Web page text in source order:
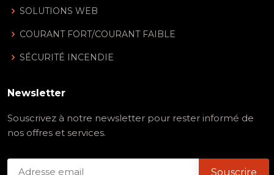
SOLUTIONS WEB
COURANT FORT/COURANT FAIBLE
SÉCURITÉ INCENDIE
Newsletter
Souscrivez à notre newsletter pour rester informé de
nos offres et services.